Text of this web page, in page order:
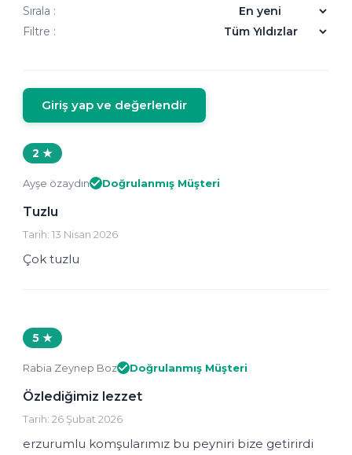
Sırala :
Filtre :
Giriş yap ve değerlendir
2 ★
Ayşe özaydın Doğrulanmış Müşteri
Tuzlu
Tarih: 13 Nisan 2026
Çok tuzlu
5 ★
Rabia Zeynep Boz Doğrulanmış Müşteri
Özlediğimiz lezzet
Tarih: 26 Şubat 2026
erzurumlu komşularımız bu peyniri bize getirirdi